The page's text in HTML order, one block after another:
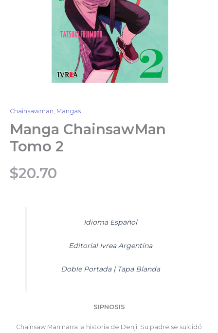
Chainsawman, Mangas
Manga ChainsawMan
Tomo 2
$20.70
Idioma Español
Editorial Ivrea Argentina
Doble Portada | Tapa Blanda
SIPNOSIS
Chainsaw Man narra la historia de Denji; Su padre se suicidó